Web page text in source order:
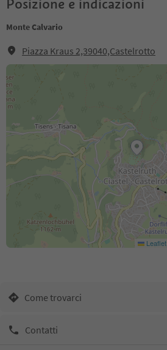
Posizione e indicazioni
Monte Calvario
Piazza Kraus 2,39040,Castelrotto
Leaflet
Come trovarci
Contatti